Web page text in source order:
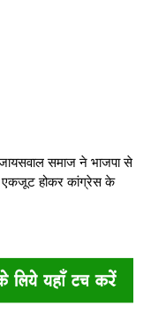
समाज ने भाजपा से
एकजूट होकर कांग्रेस के